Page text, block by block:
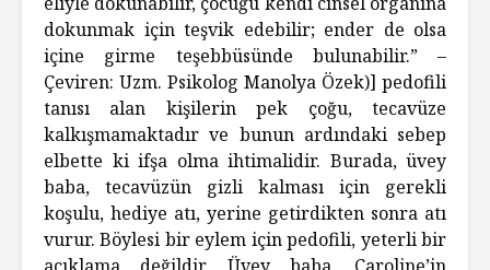
dokunmak için teşvik edebilir; ender de olsa
içine girme teşebbüsünde bulunabilir.” –
Çeviren: Uzm. Psikolog Manolya Özek)] pedofili
tanısı alan kişilerin pek çoğu, tecavüze
kalkışmamaktadır ve bunun ardındaki sebep
elbette ki ifşa olma ihtimalidir. Burada, üvey
baba, tecavüzün gizli kalması için gerekli
koşulu, hediye atı, yerine getirdikten sonra atı
vurur. Böylesi bir eylem için pedofili, yeterli bir